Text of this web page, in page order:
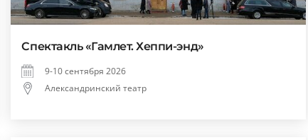
Спектакль «Гамлет. Хеппи-энд»
9-10 сентября 2026
Александринский театр